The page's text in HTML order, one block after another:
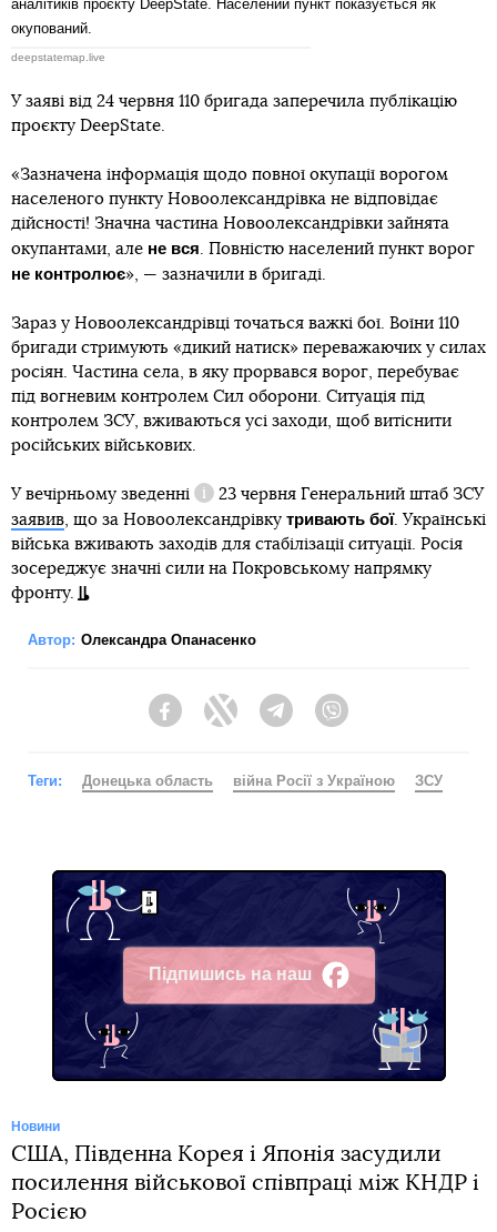
аналітиків проєкту DeepState. Населений пункт показується як
окупований.
deepstatemap.live
У заяві від 24 червня 110 бригада заперечила публікацію
проєкту DeepState.
«Зазначена інформація щодо повної окупації ворогом
населеного пункту Новоолександрівка не відповідає
дійсності! Значна частина Новоолександрівки зайнята
окупантами, але не вся . Повністю населений пункт ворог
не контролює», — зазначили в бригаді.
Зараз у Новоолександрівці точаться важкі бої. Воїни 110
бригади стримують «дикий натиск» переважаючих у силах
росіян. Частина села, в яку прорвався ворог, перебуває
під вогневим контролем Сил оборони. Ситуація під
контролем ЗСУ, вживаються усі заходи, щоб витіснити
російських військових.
У вечірньому зведенні
Довідка
23 червня Генеральний штаб ЗСУ
заявив , що за Новоолександрівку тривають бої. Українські
війська вживають заходів для стабілізації ситуації. Росія
зосереджує значні сили на Покровському напрямку
фронту.
Автор: Олександра Опанасенко
FacebookTwitter Telegram
Теги: Донецька область війна Росії з Україною ЗСУ
Підпишись на наш
Facebook
Новини
США, Південна Корея і Японія засудили
посилення військової співпраці між КНДР і
Росією